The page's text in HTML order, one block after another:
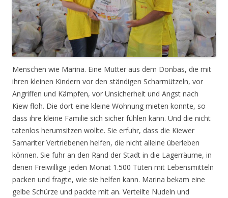
Menschen wie Marina. Eine Mutter aus dem Donbas, die mit
ihren kleinen Kindern vor den ständigen Scharmützeln, vor
Angriffen und Kämpfen, vor Unsicherheit und Angst nach
Kiew floh. Die dort eine kleine Wohnung mieten konnte, so
dass ihre kleine Familie sich sicher fühlen kann. Und die nicht
tatenlos herumsitzen wollte. Sie erfuhr, dass die Kiewer
Samariter Vertriebenen helfen, die nicht alleine überleben
können. Sie fuhr an den Rand der Stadt in die Lagerräume, in
denen Freiwillige jeden Monat 1.500 Tüten mit Lebensmitteln
packen und fragte, wie sie helfen kann. Marina bekam eine
gelbe Schürze und packte mit an. Verteilte Nudeln und